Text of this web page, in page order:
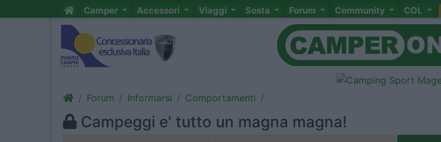
Camper Accessori Viaggi Sosta Forum Community COL
Forum Informarsi Comportamenti
Campeggi e' tutto un magna magna!